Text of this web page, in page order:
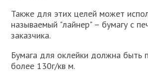
Также для этих целей может
называемый "лайнер" – бумагу с
заказчика.
Бумага для оклейки должна быть
более 130г/кв м.